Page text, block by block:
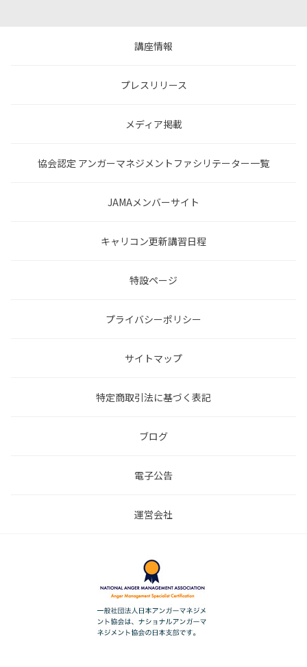
講座情報
プレスリリース
メディア掲載
協会認定 アンガーマネジメントファシリテーター一覧
JAMAメンバーサイト
キャリコン更新講習日程
特設ページ
プライバシーポリシー
サイトマップ
特定商取引法に基づく表記
ブログ
電子公告
運営会社